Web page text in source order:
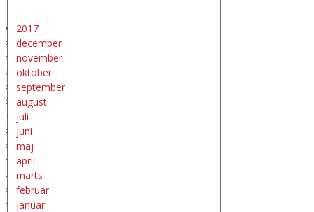
2017
december
november
oktober
september
august
juli
juni
maj
april
marts
februar
januar